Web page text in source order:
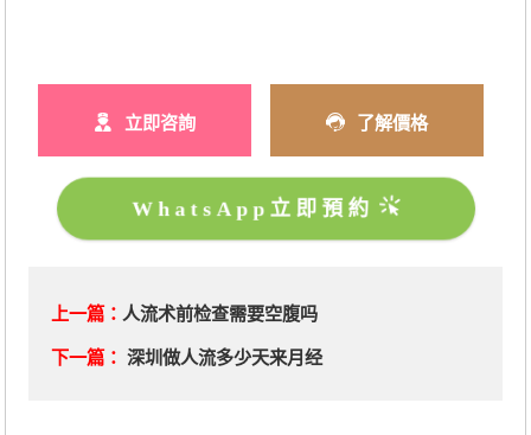
立即咨詢 了解價格
WhatsApp立即預約
上一篇： 人流术前检查需要空腹吗
下一篇： 深圳做人流多少天来月经